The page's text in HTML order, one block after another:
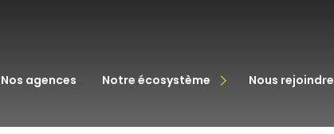
nos agences notre écosystème
courtage en prêt
nous rejoindre